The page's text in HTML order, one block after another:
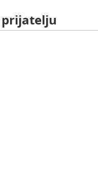
prijatelju